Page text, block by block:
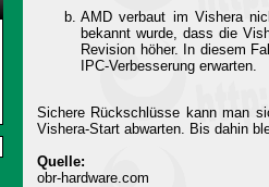
AMD verbaut im Vishera
bekannt wurde, dass die
Revision höher. In diesem
IPC-Verbesserung erwarten.
Sichere Rückschlüsse kann man
Vishera-Start abwarten. Bis dahin
Quelle:
obr-hardware.com